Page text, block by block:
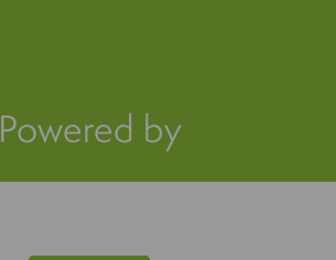
Powered by